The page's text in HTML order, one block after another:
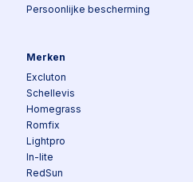
Persoonlijke bescherming
Merken
Excluton
Schellevis
Homegrass
Romfix
Lightpro
In-lite
RedSun